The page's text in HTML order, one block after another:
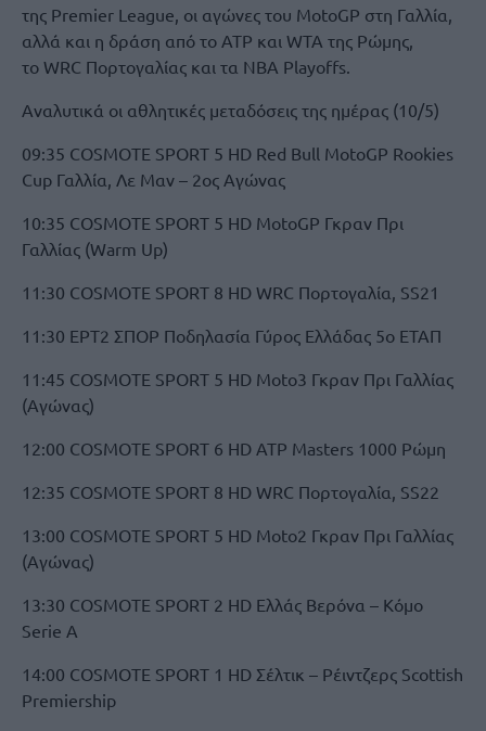
της Premier League, οι αγώνες του MotoGP στη Γαλλία,
αλλά και η δράση από το ATP και WTA της Ρώμης,
το WRC Πορτογαλίας και τα NBA Playoffs.
Αναλυτικά οι αθλητικές μεταδόσεις της ημέρας (10/5)
09:35 COSMOTE SPORT 5 HD Red Bull MotoGP Rookies
Cup Γαλλία, Λε Μαν – 2ος Αγώνας
10:35 COSMOTE SPORT 5 HD MotoGP Γκραν Πρι
Γαλλίας (Warm Up)
11:30 COSMOTE SPORT 8 HD WRC Πορτογαλία, SS21
11:30 ΕΡΤ2 ΣΠΟΡ Ποδηλασία Γύρος Ελλάδας 5ο ΕΤΑΠ
11:45 COSMOTE SPORT 5 HD Moto3 Γκραν Πρι Γαλλίας
(Αγώνας)
12:00 COSMOTE SPORT 6 HD ATP Masters 1000 Ρώμη
12:35 COSMOTE SPORT 8 HD WRC Πορτογαλία, SS22
13:00 COSMOTE SPORT 5 HD Moto2 Γκραν Πρι Γαλλίας
(Αγώνας)
13:30 COSMOTE SPORT 2 HD Ελλάς Βερόνα – Κόμο
Serie A
14:00 COSMOTE SPORT 1 HD Σέλτικ – Ρέιντζερς Scottish
Premiership